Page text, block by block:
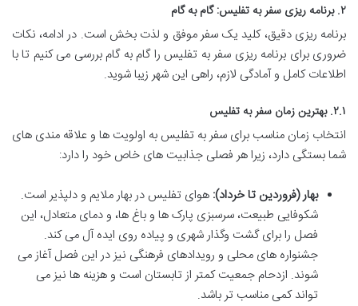
۲. برنامه ریزی سفر به تفلیس: گام به گام
برنامه ریزی دقیق، کلید یک سفر موفق و لذت بخش است. در ادامه، نکات
ضروری برای برنامه ریزی سفر به تفلیس را گام به گام بررسی می کنیم تا با
اطلاعات کامل و آمادگی لازم، راهی این شهر زیبا شوید.
۲.۱. بهترین زمان سفر به تفلیس
انتخاب زمان مناسب برای سفر به تفلیس به اولویت ها و علاقه مندی های
شما بستگی دارد، زیرا هر فصلی جذابیت های خاص خود را دارد:
بهار (فروردین تا خرداد): هوای تفلیس در بهار ملایم و دلپذیر است.
شکوفایی طبیعت، سرسبزی پارک ها و باغ ها، و دمای متعادل، این
فصل را برای گشت وگذار شهری و پیاده روی ایده آل می کند.
جشنواره های محلی و رویدادهای فرهنگی نیز در این فصل آغاز می
شوند. ازدحام جمعیت کمتر از تابستان است و هزینه ها نیز می
تواند کمی مناسب تر باشد.